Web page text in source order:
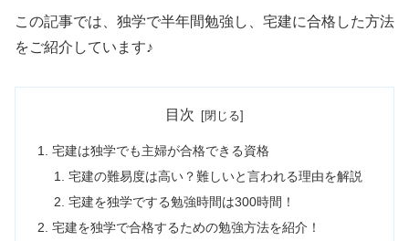
この記事では、独学で半年間勉強し、宅建に合格した方法
をご紹介しています♪
目次
宅建は独学でも主婦が合格できる資格
宅建の難易度は高い？難しいと言われる理由を解説
宅建を独学でする勉強時間は300時間！
宅建を独学で合格するための勉強方法を紹介！